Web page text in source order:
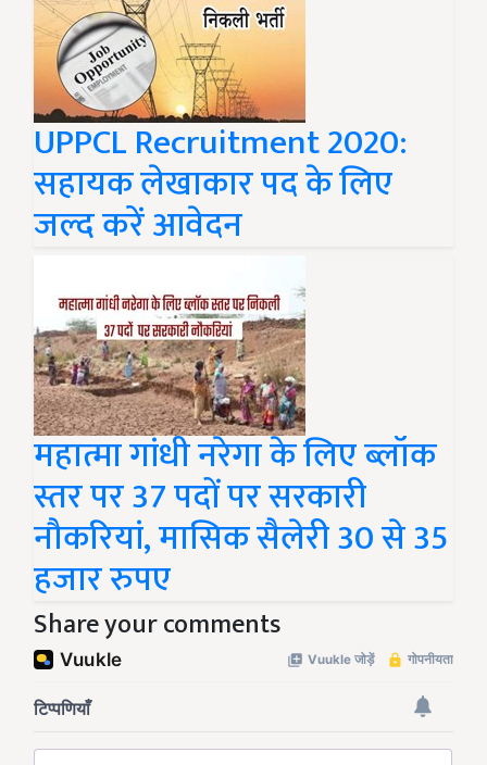
UPPCL Recruitment 2020:
सहायक लेखाकार पद के लिए
जल्द करें आवेदन
महात्मा गांधी नरेगा के लिए ब्लॉक
स्तर पर 37 पदों पर सरकारी
नौकरियां, मासिक सैलेरी 30 से 35
हजार रुपए
Share your comments